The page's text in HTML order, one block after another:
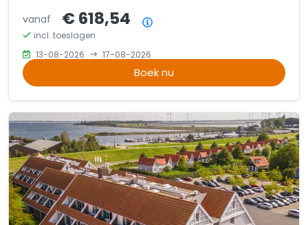
vanaf € 618,54
incl. toeslagen
13-08-2026
17-08-2026
Boek nu